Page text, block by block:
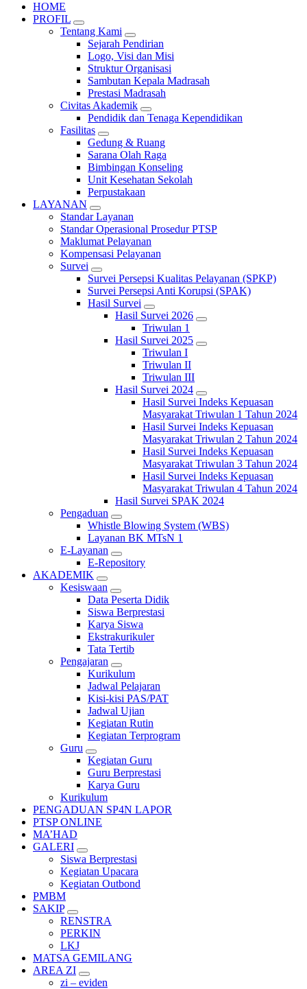
HOME
PROFIL
Tentang Kami
Sejarah Pendirian
Logo, Visi dan Misi
Struktur Organisasi
Sambutan Kepala Madrasah
Prestasi Madrasah
Civitas Akademik
Pendidik dan Tenaga Kependidikan
Fasilitas
Gedung & Ruang
Sarana Olah Raga
Bimbingan Konseling
Unit Kesehatan Sekolah
Perpustakaan
LAYANAN
Standar Layanan
Standar Operasional Prosedur PTSP
Maklumat Pelayanan
Kompensasi Pelayanan
Survei
Survei Persepsi Kualitas Pelayanan (SPKP)
Survei Persepsi Anti Korupsi (SPAK)
Hasil Survei
Hasil Survei 2026
Triwulan 1
Hasil Survei 2025
Triwulan I
Triwulan II
Triwulan III
Hasil Survei 2024
Hasil Survei Indeks Kepuasan
Masyarakat Triwulan 1 Tahun 2024
Hasil Survei Indeks Kepuasan
Masyarakat Triwulan 2 Tahun 2024
Hasil Survei Indeks Kepuasan
Masyarakat Triwulan 3 Tahun 2024
Hasil Survei Indeks Kepuasan
Masyarakat Triwulan 4 Tahun 2024
Hasil Survei SPAK 2024
Pengaduan
Whistle Blowing System (WBS)
Layanan BK MTsN 1
E-Layanan
E-Repository
AKADEMIK
Kesiswaan
Data Peserta Didik
Siswa Berprestasi
Karya Siswa
Ekstrakurikuler
Tata Tertib
Pengajaran
Kurikulum
Jadwal Pelajaran
Kisi-kisi PAS/PAT
Jadwal Ujian
Kegiatan Rutin
Kegiatan Terprogram
Guru
Kegiatan Guru
Guru Berprestasi
Karya Guru
Kurikulum
PENGADUAN SP4N LAPOR
PTSP ONLINE
MA’HAD
GALERI
Siswa Berprestasi
Kegiatan Upacara
Kegiatan Outbond
PMBM
SAKIP
RENSTRA
PERKIN
LKJ
MATSA GEMILANG
AREA ZI
zi – eviden